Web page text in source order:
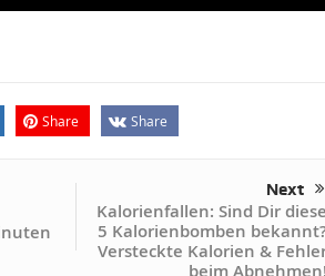
Share Share
Next
Kalorienfallen: Sind Dir
5 Kalorienbomben
Versteckte Kalorien &
beim